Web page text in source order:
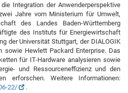
Integration der Anwenderperspektive
Jahre vom Ministerium für Umwelt,
des Landes Baden-Württemberg
des Instituts für Energiewirtschaft
der Universität Stuttgart, der DIALOGIK
sowie Hewlett Packard Enterprise. Das
für IT-Hardware analysieren sowie
und Ressourceneffizienz und den
erforschen. Weitere Informationen:
22/
.